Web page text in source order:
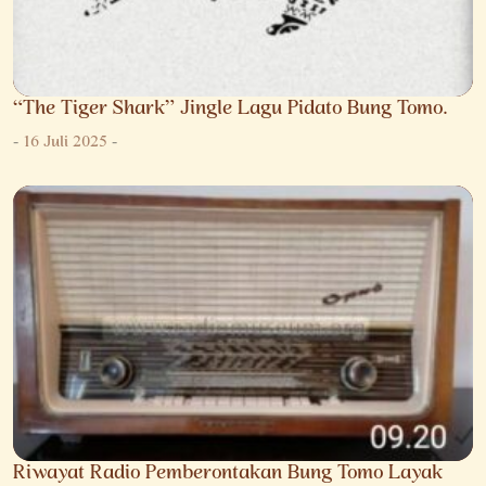
“The Tiger Shark” Jingle Lagu Pidato Bung Tomo.
-16 Juli 2025-
Riwayat Radio Pemberontakan Bung Tomo Layak